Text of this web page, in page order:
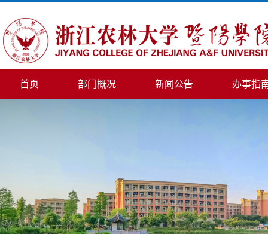
首页 部门概况 新闻公告 办事指